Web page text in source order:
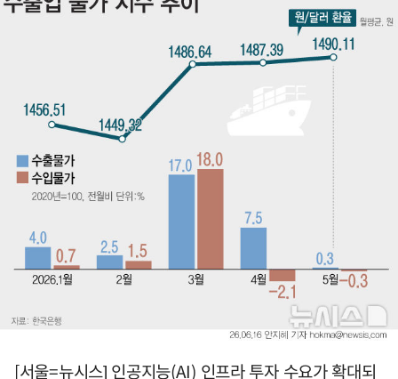
[서울=뉴시스] 인공지능(AI) 인프라 투자 수요가 확대되